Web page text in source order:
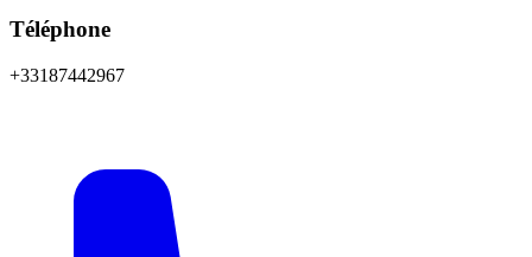
Téléphone
+33187442967